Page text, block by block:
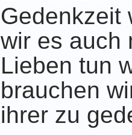
Gedenkzeit
wir es auch
Lieben tun
brauchen
ihrer zu